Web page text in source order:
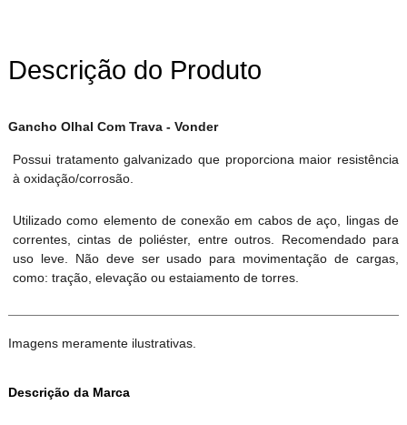
Descrição do Produto
Gancho Olhal Com Trava - Vonder
Possui tratamento galvanizado que proporciona maior resistência
à oxidação/corrosão.
Utilizado como elemento de conexão em cabos de aço, lingas de
correntes, cintas de poliéster, entre outros. Recomendado para
uso leve. Não deve ser usado para movimentação de cargas,
como: tração, elevação ou estaiamento de torres.
Imagens meramente ilustrativas.
Descrição da Marca